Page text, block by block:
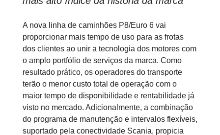
A nova linha de caminhões P8/Euro 6 vai
proporcionar mais tempo de uso para as frotas
dos clientes ao unir a tecnologia dos motores com
o amplo portfólio de serviços da marca. Como
resultado prático, os operadores do transporte
terão o menor custo total de operação com o
maior tempo de disponibilidade e rentabilidade já
visto no mercado. Adicionalmente, a combinação
do programa de manutenção e intervalos flexíveis,
suportado pela conectividade Scania, propicia